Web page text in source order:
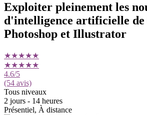
Exploiter pleinement les
d'intelligence artificielle
Photoshop et Illustrator
★★★★★
★★★★★
4.6/5
(54 avis)
Tous niveaux
2 jours - 14 heures
Présentiel, À distance